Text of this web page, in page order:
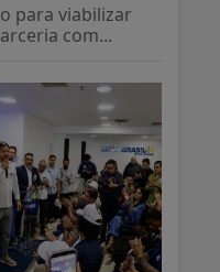
para viabilizar
com...